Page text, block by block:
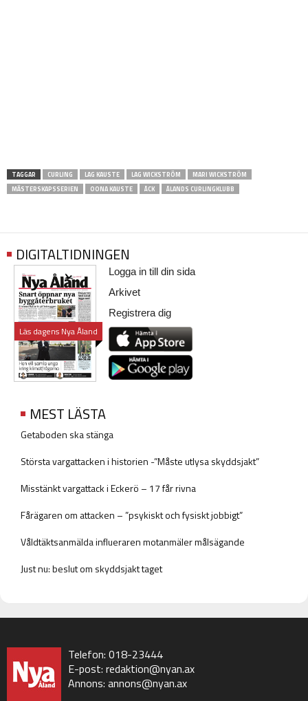
TAGGAR CURLING LAG KAUSTE LAG WICKSTRÖM
MARI WICKSTRÖM
MÄSTERSKAPSSERIEN
OONA KAUSTE ÅCK ÅLANDS CURLINGKLUBB
DIGITALTIDNINGEN
Läs dagens Nya Åland
Logga in till din sida
Arkivet
Registrera dig
MEST LÄSTA
Getaboden ska stänga
Största vargattacken i historien -”Måste utlysa skyddsjakt”
Misstänkt vargattack i Eckerö – 17 får rivna
Fårägaren om attacken – ”psykiskt och fysiskt jobbigt”
Våldtäktsanmälda influeraren motanmäler målsägande
Just nu: beslut om skyddsjakt taget
Telefon: 018-23444
E-post: redaktion@nyan.ax
Annons: annons@nyan.ax